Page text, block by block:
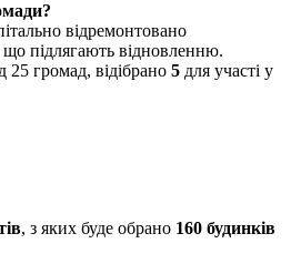
відремонтовано
що підлягають відновленню.
25 громад, відібрано 5 для участі у
, з яких буде обрано 160 будинків